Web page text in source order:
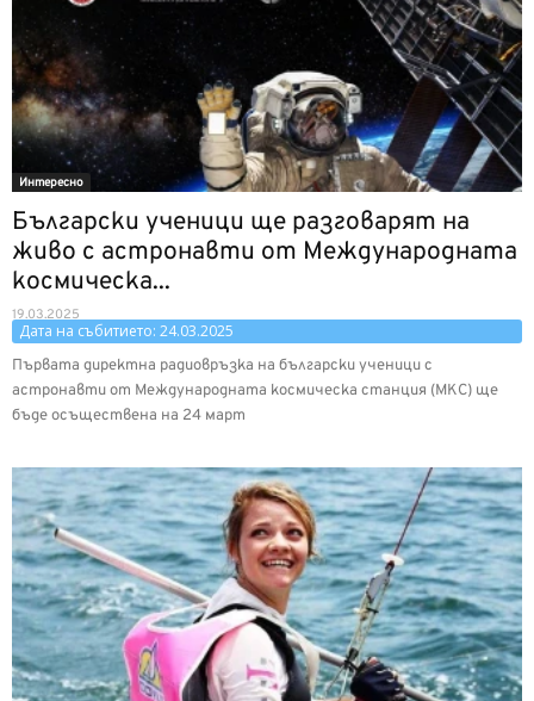
Интерeсно
Български ученици ще разговарят на
живо с астронавти от Международната
космическа...
19.03.2025
Дата на събитието: 24.03.2025
Първата директна радиовръзка на български ученици с
астронавти от Международната космическа станция (МКС) ще
бъде осъществена на 24 март